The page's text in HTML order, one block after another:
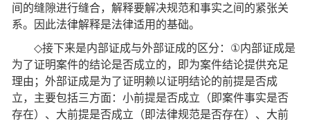
间的缝隙进行缝合，解释要解决规范和事实之间的紧张关
系。因此法律解释是法律适用的基础。
◇接下来是内部证成与外部证成的区分： ①内部证成是
为了证明案件的结论是否成立的，即为案件结论提供充足
理由；外部证成是为了证明赖以证明结论的前提是否成
立，主要包括三方面：小前提是否成立（即案件事实是否
存在）、大前提是否成立（即法律规范是否存在）、大前